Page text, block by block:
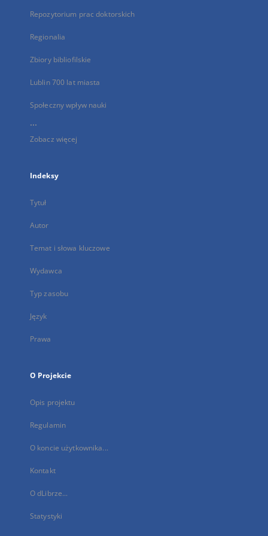
Repozytorium prac doktorskich
Regionalia
Zbiory bibliofilskie
Lublin 700 lat miasta
Społeczny wpływ nauki
...
Zobacz więcej
Indeksy
Tytuł
Autor
Temat i słowa kluczowe
Wydawca
Typ zasobu
Język
Prawa
O Projekcie
Opis projektu
Regulamin
O koncie użytkownika...
Kontakt
O dLibrze...
Statystyki